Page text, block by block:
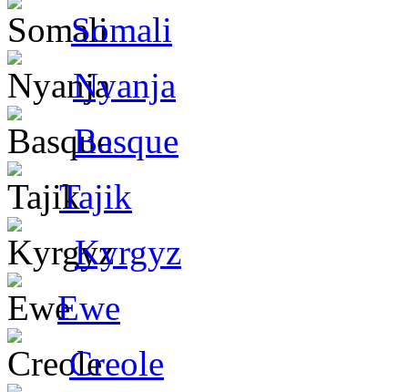
Somali
Nyanja
Basque
Tajik
Kyrgyz
Ewe
Creole